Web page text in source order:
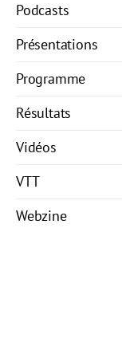
Podcasts
Présentations
Programme
Résultats
Vidéos
VTT
Webzine